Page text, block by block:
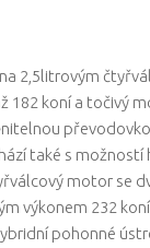
2,5litrovým
182 koní a točivý
také s možností
motor se
výkonem 232
pohonné